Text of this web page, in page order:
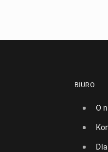
BIURO
O